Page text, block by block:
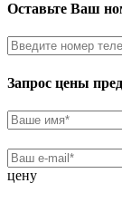
Оставьте Ваш
Запрос цены
цену